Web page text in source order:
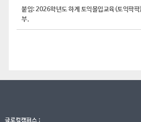
붙임: 2026학년도 하계 토익몰입교육(토익팍팍
부.